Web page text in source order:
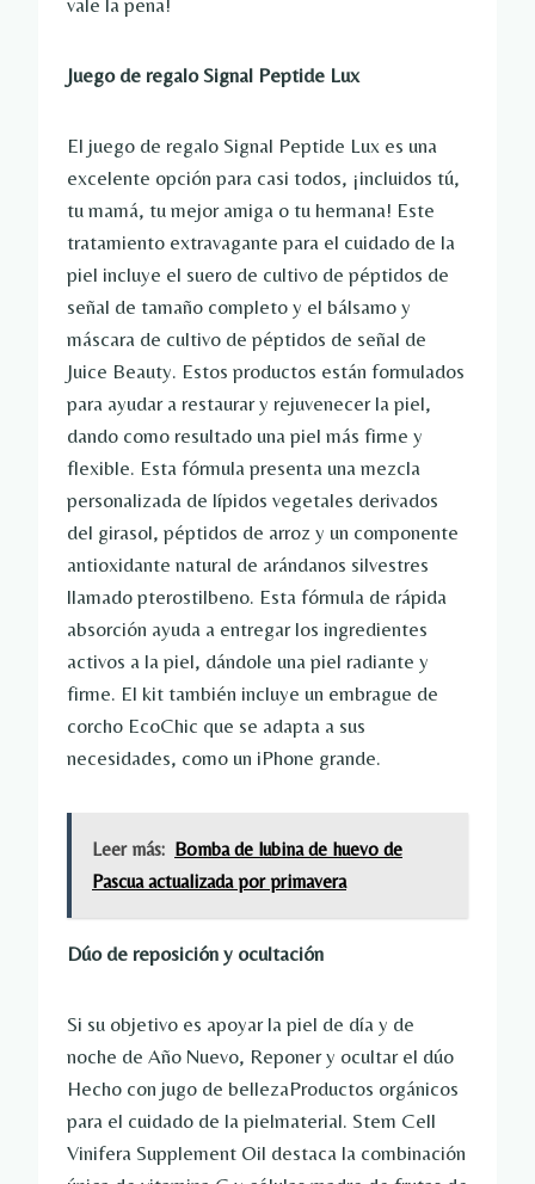
vale la pena!
Juego de regalo Signal Peptide Lux
El juego de regalo Signal Peptide Lux es una
excelente opción para casi todos, ¡incluidos tú,
tu mamá, tu mejor amiga o tu hermana! Este
tratamiento extravagante para el cuidado de la
piel incluye el suero de cultivo de péptidos de
señal de tamaño completo y el bálsamo y
máscara de cultivo de péptidos de señal de
Juice Beauty. Estos productos están formulados
para ayudar a restaurar y rejuvenecer la piel,
dando como resultado una piel más firme y
flexible. Esta fórmula presenta una mezcla
personalizada de lípidos vegetales derivados
del girasol, péptidos de arroz y un componente
antioxidante natural de arándanos silvestres
llamado pterostilbeno. Esta fórmula de rápida
absorción ayuda a entregar los ingredientes
activos a la piel, dándole una piel radiante y
firme. El kit también incluye un embrague de
corcho EcoChic que se adapta a sus
necesidades, como un iPhone grande.
Leer más: Bomba de lubina de huevo de
Pascua actualizada por primavera
Dúo de reposición y ocultación
Si su objetivo es apoyar la piel de día y de
noche de Año Nuevo, Reponer y ocultar el dúo
Hecho con jugo de bellezaProductos orgánicos
para el cuidado de la pielmaterial. Stem Cell
Vinifera Supplement Oil destaca la combinación